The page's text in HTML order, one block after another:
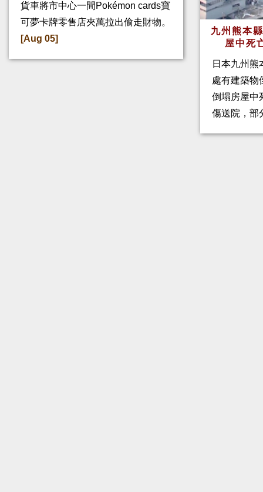
貨車將市中心一間Pokémon cards寶
可夢卡牌零售店夾萬拉出偷走財物。
[Aug 05]
九州熊本
屋中死
日本九州熊
處有建築物
倒塌房屋中
傷送院，部